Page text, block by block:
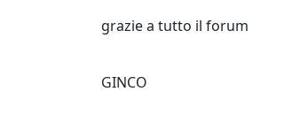
grazie a tutto il forum
GINCO